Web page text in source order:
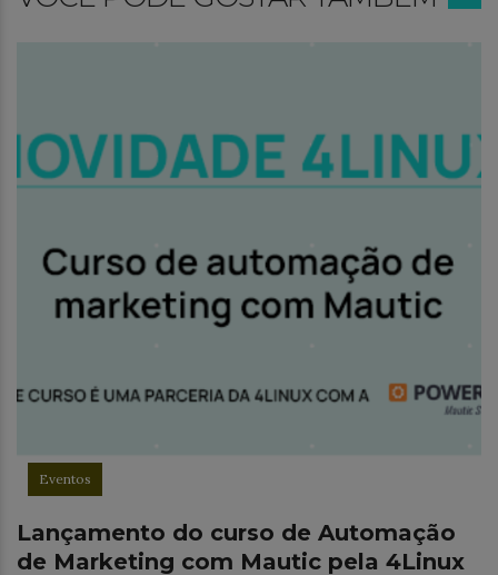
Eventos
Lançamento do curso de Automação
de Marketing com Mautic pela 4Linux